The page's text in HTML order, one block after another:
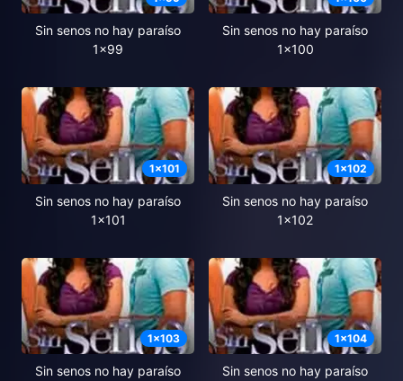
Sin senos no hay paraíso
1x99
Sin senos no hay paraíso
1x100
1x101
Sin senos no hay paraíso
1x101
1x102
Sin senos no hay paraíso
1x102
1x103
Sin senos no hay paraíso
1x104
Sin senos no hay paraíso